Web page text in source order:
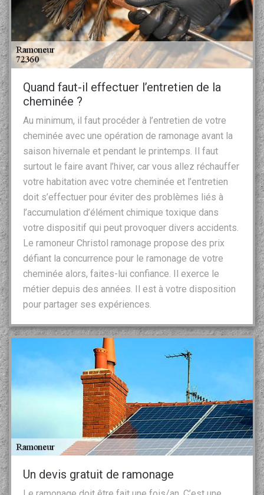
Quand faut-il effectuer l’entretien de la
cheminée ?
Au minimum, il faut procéder à l’entretien de votre
cheminée avec une opération de ramonage avant la
saison hivernale et pendant le printemps. Il faut
surtout le faire avant l’hiver, car vous allez réchauffer
votre habitation avec votre cheminée et l’entretien
doit s’effectuer pour éviter des problèmes liés à
l’accumulation d’élément chimique toxique dans
votre dispositif qui peut provoquer divers accidents.
Le ramoneur Christol ramonage propose des prix
défiant la concurrence pour le ramonage de votre
cheminée alors, faites-lui confiance. Il exerce le
métier depuis des années. Il est à votre disposition
pour partager ses expériences.
Un devis gratuit de ramonage